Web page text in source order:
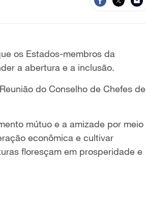
os Estados-membros da
a abertura e a inclusão.
do Conselho de Chefes de
mútuo e a amizade por meio
econômica e cultivar
floresçam em prosperidade e